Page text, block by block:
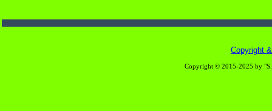
Copyright
Copyright © 2015-2025 by